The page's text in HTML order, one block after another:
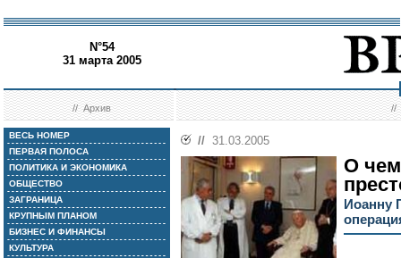
N°54
31 марта 2005
//Архив //
ВЕСЬ НОМЕР
ПЕРВАЯ ПОЛОСА
ПОЛИТИКА И ЭКОНОМИКА
ОБЩЕСТВО
ЗАГРАНИЦА
КРУПНЫМ ПЛАНОМ
БИЗНЕС И ФИНАНСЫ
КУЛЬТУРА
// 31.03.2005
О
Иоанну